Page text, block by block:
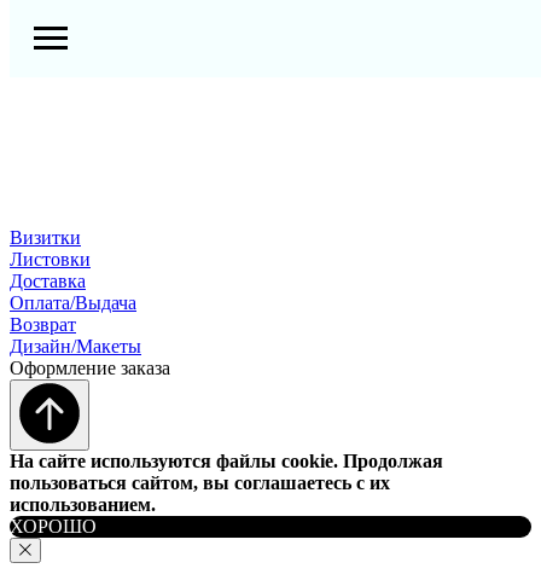
Визитки
Листовки
Доставка
Оплата/Выдача
Возврат
Дизайн/Макеты
Оформление заказа
На сайте используются файлы cookie. Продолжая
пользоваться сайтом, вы соглашаетесь с их
использованием.
ХОРОШО